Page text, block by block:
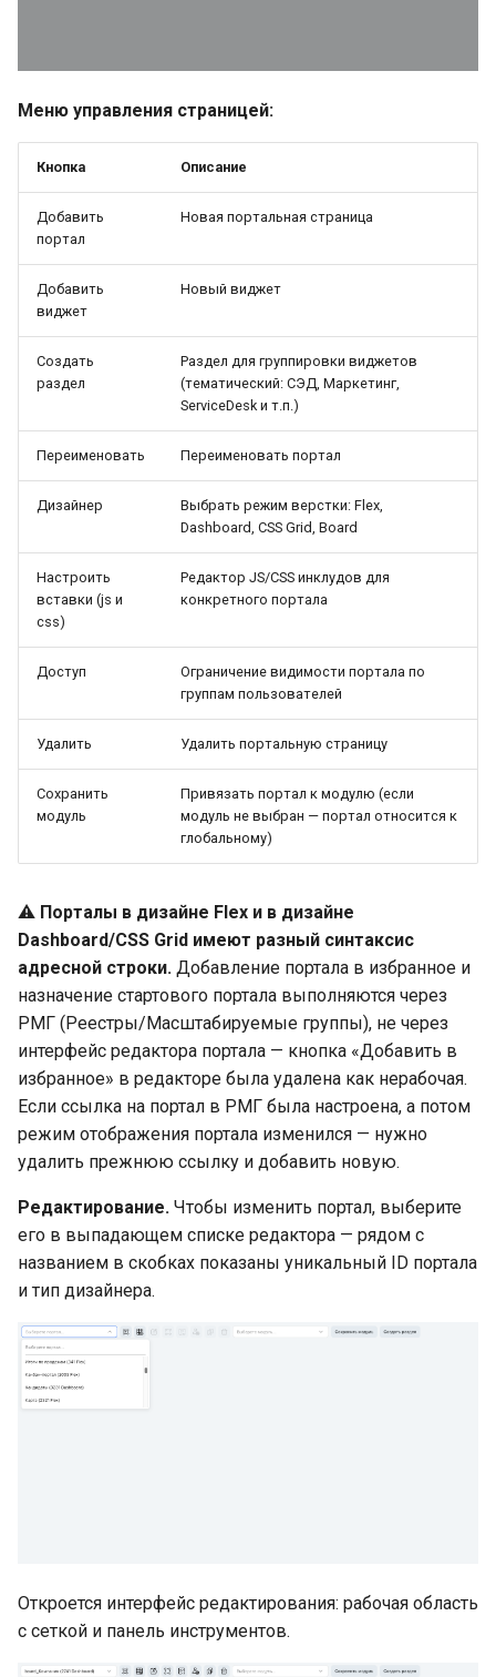
Меню управления страницей:
Кнопка Описание
Добавить
портал
Новая портальная страница
Добавить
виджет
Новый виджет
Создать
раздел
Раздел для группировки виджетов
(тематический: СЭД, Маркетинг,
ServiceDesk и т.п.)
Переименовать Переименовать портал
Дизайнер
Выбрать режим верстки: Flex,
Dashboard, CSS Grid, Board
Настроить
вставки (js и
css)
Редактор JS/CSS инклудов для
конкретного портала
Доступ
Ограничение видимости портала по
группам пользователей
Удалить Удалить портальную страницу
Сохранить
модуль
Привязать портал к модулю (если
модуль не выбран — портал относится к
глобальному)
⚠️ Порталы в дизайне Flex и в дизайне
Dashboard/CSS Grid имеют разный синтаксис
адресной строки. Добавление портала в избранное и
назначение стартового портала выполняются через
РМГ (Реестры/Масштабируемые группы), не через
интерфейс редактора портала — кнопка «Добавить в
избранное» в редакторе была удалена как нерабочая.
Если ссылка на портал в РМГ была настроена, а потом
режим отображения портала изменился — нужно
удалить прежнюю ссылку и добавить новую.
Редактирование. Чтобы изменить портал, выберите
его в выпадающем списке редактора — рядом с
названием в скобках показаны уникальный ID портала
и тип дизайнера.
Откроется интерфейс редактирования: рабочая область
с сеткой и панель инструментов.